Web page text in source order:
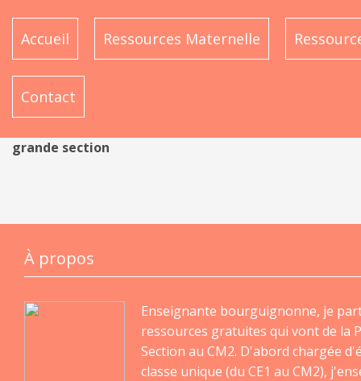
Accueil Ressources Maternelle
Contact
grande section
À propos
Enseignante bourguignonne, je
ressources gratuites qui vont de la
Section au CM2. D'abord chargée
classe unique (du CE1 au CM2),